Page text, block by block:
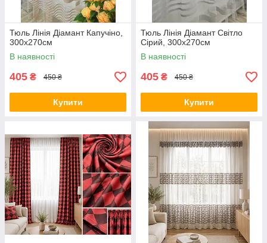
Тюль Лінія Діамант Капучіно,
300х270см
В наявності
405 ₴ 450 ₴
Купити
Тюль Лінія Діамант Світло
Сірий, 300х270см
В наявності
405 ₴ 450 ₴
Купити